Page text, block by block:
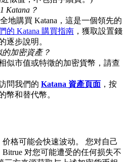
獎池
Katana？
地購買 Katana，這是一個領先的
的 Katana 購買指南 ，獲取設置錢
逐步說明。
的加密資產？
似市值或特徵的加密貨幣，請查
問我們的 Katana 資產頁面 ，按
幣和替代幣。
格可能会快速波动。 您对自己
对您可能遭受的任何损失不